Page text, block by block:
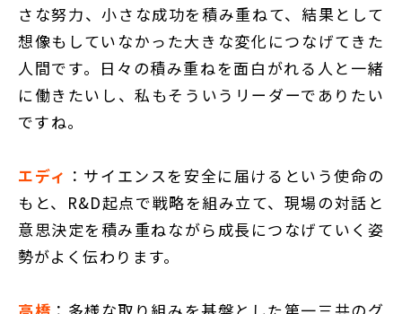
さな努力、小さな成功を積み重ねて、結果として
想像もしていなかった大きな変化につなげてきた
人間です。日々の積み重ねを面白がれる人と一緒
に働きたいし、私もそういうリーダーでありたい
ですね。
エディ ：サイエンスを安全に届けるという使命の
もと、R&D起点で戦略を組み立て、現場の対話と
意思決定を積み重ねながら成長につなげていく姿
勢がよく伝わります。